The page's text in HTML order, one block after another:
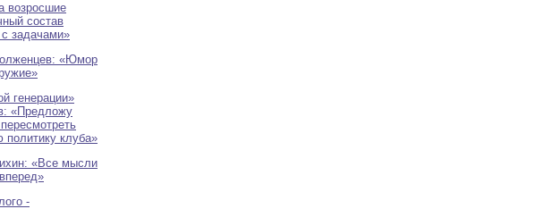
возросшие
состав
задачами»
«Юмор
генерации»
«Предложу
политику клуба»
«Все мысли
-